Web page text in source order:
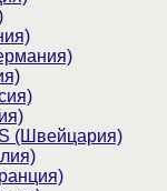
(Швейцария)